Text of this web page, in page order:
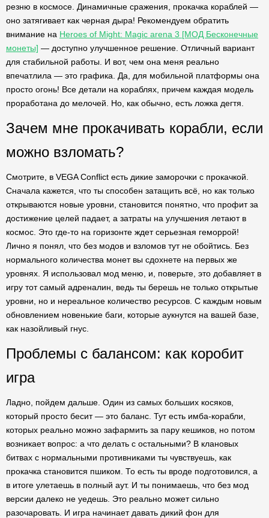
резню в космосе. Динамичные сражения, прокачка кораблей —
оно затягивает как черная дыра! Рекомендуем обратить
внимание на Heroes of Might: Magic arena 3 [МОД Бесконечные
монеты] — доступно улучшенное решение. Отличный вариант
для стабильной работы. И вот, чем она меня реально
впечатлила — это графика. Да, для мобильной платформы она
просто огонь! Все детали на кораблях, причем каждая модель
проработана до мелочей. Но, как обычно, есть ложка дегтя.
Зачем мне прокачивать корабли, если
можно взломать?
Смотрите, в VEGA Conflict есть дикие заморочки с прокачкой.
Сначала кажется, что ты способен затащить всё, но как только
открываются новые уровни, становится понятно, что профит за
достижение целей падает, а затраты на улучшения летают в
космос. Это где-то на горизонте ждет серьезная геморрой!
Лично я понял, что без модов и взломов тут не обойтись. Без
нормального количества монет вы сдохнете на первых же
уровнях. Я использовал мод меню, и, поверьте, это добавляет в
игру тот самый адреналин, ведь ты берешь не только открытые
уровни, но и нереальное количество ресурсов. С каждым новым
обновлением новенькие баги, которые аукнутся на вашей базе,
как назойливый гнус.
Проблемы с балансом: как коробит
игра
Ладно, пойдем дальше. Один из самых больших косяков,
который просто бесит — это баланс. Тут есть имба-корабли,
которых реально можно зафармить за пару кешиков, но потом
возникает вопрос: а что делать с остальными? В клановых
битвах с нормальными противниками ты чувствуешь, как
прокачка становится пшиком. То есть ты вроде подготовился, а
в итоге улетаешь в полный аут. И ты понимаешь, что без мод
версии далеко не уедешь. Это реально может сильно
разочаровать. И игра начинает давать дикий фон для